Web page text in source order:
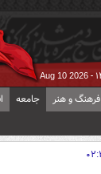
Aug 10 2026
فرهنگ و هنر جامعه